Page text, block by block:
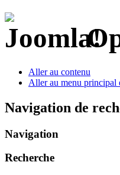
Aller au contenu
Aller au menu principal
Navigation de
Navigation
Recherche